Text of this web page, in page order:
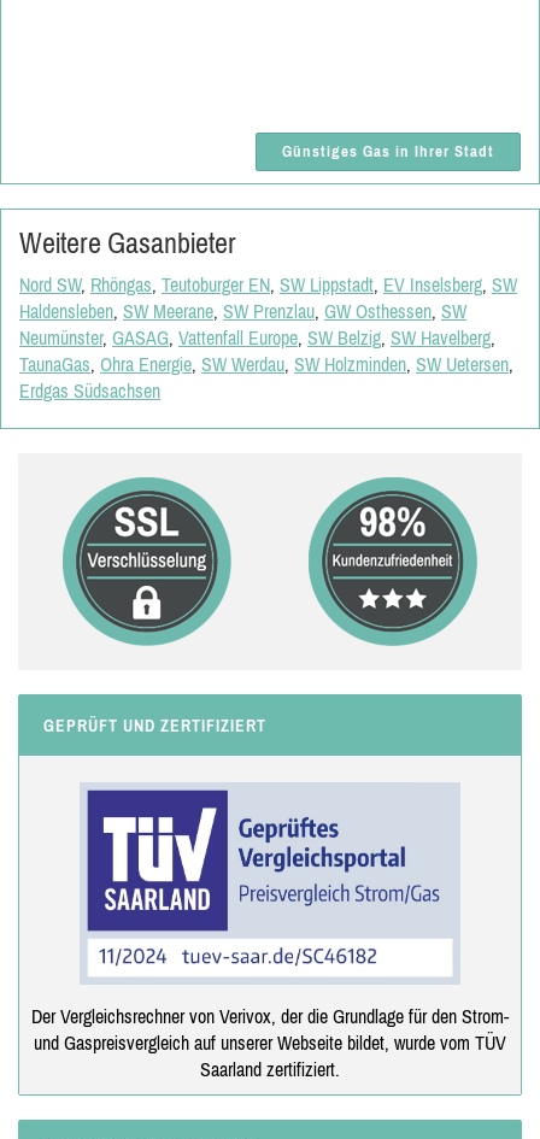
Günstiges Gas in Ihrer Stadt
Weitere Gasanbieter
Nord SW, Rhöngas, Teutoburger EN, SW Lippstadt, EV Inselsberg, SW
Haldensleben, SW Meerane, SW Prenzlau, GW Osthessen, SW
Neumünster, GASAG, Vattenfall Europe, SW Belzig, SW Havelberg,
TaunaGas, Ohra Energie, SW Werdau, SW Holzminden, SW Uetersen,
Erdgas Südsachsen
GEPRÜFT UND ZERTIFIZIERT
Der Vergleichsrechner von Verivox, der die Grundlage für den Strom-
und Gaspreisvergleich auf unserer Webseite bildet, wurde vom TÜV
Saarland zertifiziert.